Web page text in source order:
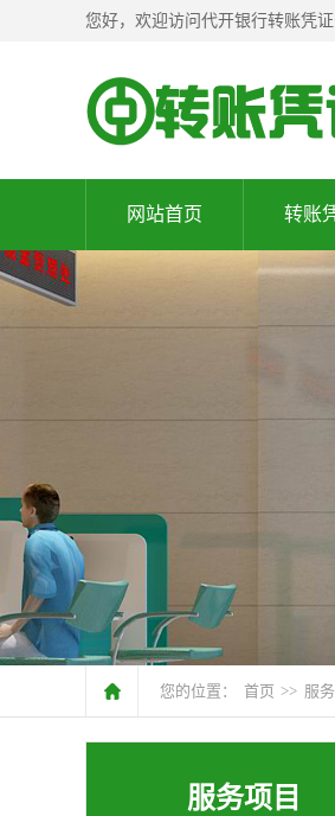
您好，欢迎访问代开银行转账凭
网站首页 转账
您的位置： 首页 >> 服
服务项目